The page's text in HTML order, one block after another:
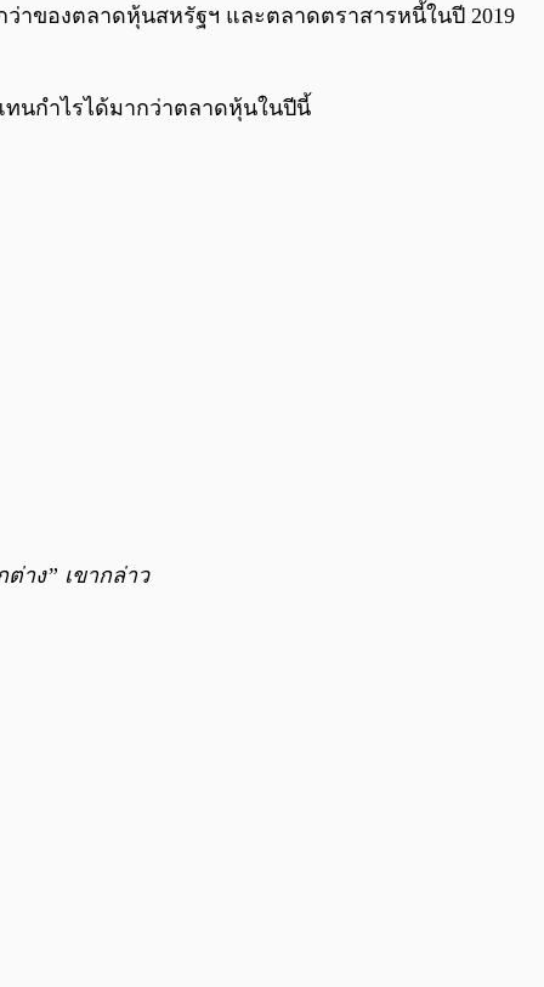
าของตลาดหุ้นสหรัฐฯ และตลาดตราสารหนี้ในปี 2019
ทนกำไรได้มากว่าตลาดหุ้นในปีนี้
าง” เขากล่าว